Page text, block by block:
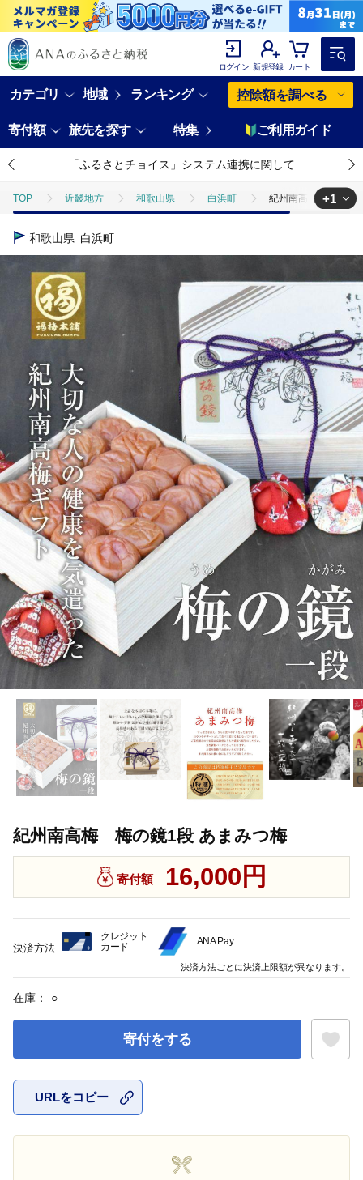
ログイン 新規登録 カート
カテゴリ 地域 ランキング 控除額を調べる
寄付額 旅先を探す 特集 ご利用ガイド
「ふるさとチョイス」システム連携に関して
TOP 近畿地方 和歌山県 白浜町 紀州南高梅 梅の鏡1
TOP
+1
和歌山県 白浜町
紀州南高梅 梅の鏡1段 あまみつ梅
寄付額 16,000円
在庫： ○
寄付をする
URLをコピー
決済方法
クレジット
カード
ANA Pay
決済方法ごとに決済上限額が異なります。